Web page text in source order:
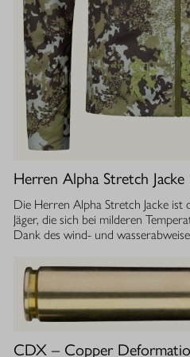
Herren Alpha Stretch
Die Herren Alpha Stretch Jacke ist
Jäger, die sich bei milderen
Dank des wind- und
leicht und dehnbar ist. Die
dafür, dass Sie sich unbemerkt
luftdurchlässige Isolierung
Feuchtigkeitstransport, sodass Sie
Aktivitäten stets ein angenehmes
Sommer oder während der
CDX – Copper